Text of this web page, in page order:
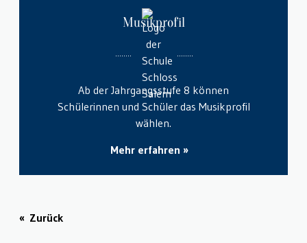
Musikprofil
Ab der Jahrgangsstufe 8 können
Schülerinnen und Schüler das Musikprofil
wählen.
Mehr erfahren
Zurück